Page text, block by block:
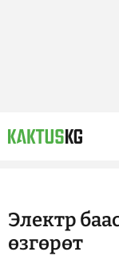
Электр
өзгөрөт